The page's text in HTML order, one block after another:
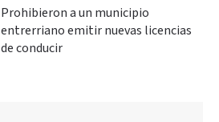
Prohibieron a un municipio
entrerriano emitir nuevas licencias
de conducir